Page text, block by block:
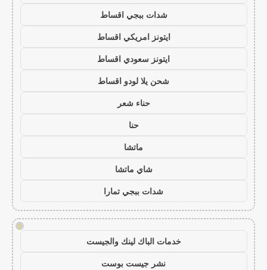
شدات ببجي اقساط
ايتونز امريكي اقساط
ايتونز سعودي اقساط
شحن يلا لودو اقساط
حناء شعر
حنا
ماتشا
شاي ماتشا
شدات ببجي تمارا
!
خدمات الباك لينك والجيست
نشر جيست بوست